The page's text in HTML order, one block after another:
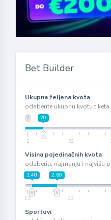
Bet Builder
Ukupna željena kvota
odaberite ukupnu kvotu tiketa
2 20
2 52
Visina pojedinačnih kvota
odaberite najmanju i najvišu
1.40 2.60
1.2 3.3
Sportovi